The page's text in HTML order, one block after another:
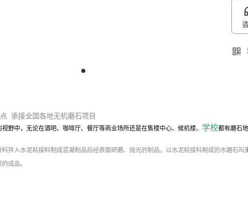
承接全国各地无机磨石项目
野中，无论在酒吧、咖啡厅、餐厅等商业场所还是在售楼中心、候机楼、 学校都有磨石
拌入水泥粘接料制成混凝制品后经表面研磨、抛光的制品。以水泥粘接料制成的水磨石叫
成品。